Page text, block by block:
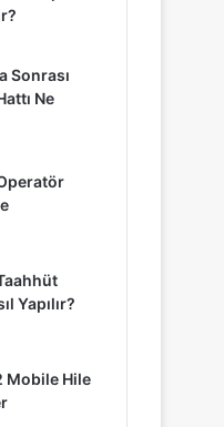
Sonrası
Ne
Yapılır?
Mobile Hile